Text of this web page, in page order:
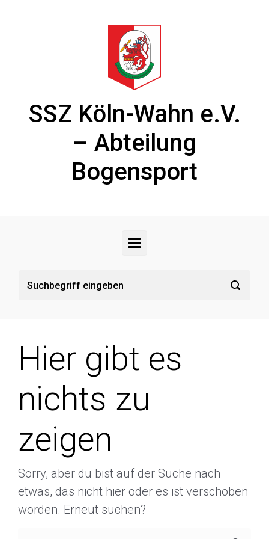
SSZ Köln-Wahn e.V.
– Abteilung
Bogensport
Hier gibt es
nichts zu
zeigen
Sorry, aber du bist auf der Suche nach
etwas, das nicht hier oder es ist verschoben
worden. Erneut suchen?